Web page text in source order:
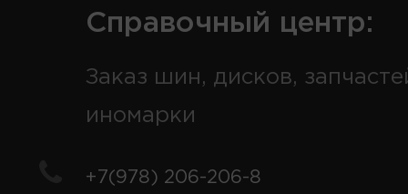
Справочный центр:
Заказ шин, дисков,
иномарки
+7(978) 206-206-8